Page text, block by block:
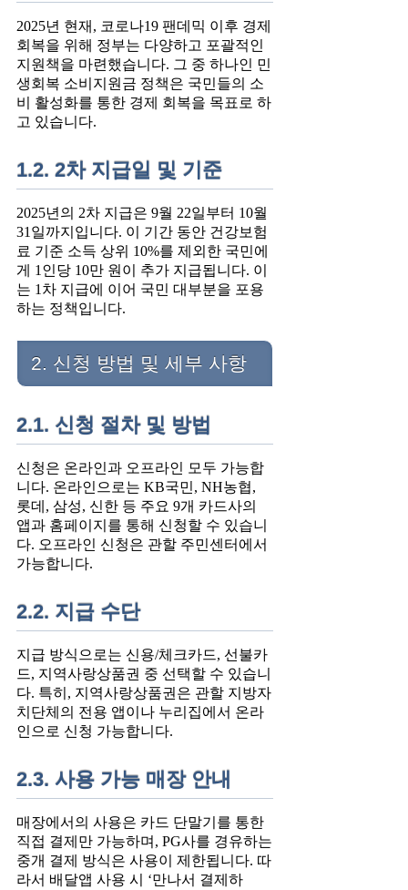
2025년 현재, 코로나19 팬데믹 이후 경제
회복을 위해 정부는 다양하고 포괄적인
지원책을 마련했습니다. 그 중 하나인 민
생회복 소비지원금 정책은 국민들의 소
비 활성화를 통한 경제 회복을 목표로 하
고 있습니다.
1.2. 2차 지급일 및 기준
2025년의 2차 지급은 9월 22일부터 10월
31일까지입니다. 이 기간 동안 건강보험
료 기준 소득 상위 10%를 제외한 국민에
게 1인당 10만 원이 추가 지급됩니다. 이
는 1차 지급에 이어 국민 대부분을 포용
하는 정책입니다.
2. 신청 방법 및 세부 사항
2.1. 신청 절차 및 방법
신청은 온라인과 오프라인 모두 가능합
니다. 온라인으로는 KB국민, NH농협,
롯데, 삼성, 신한 등 주요 9개 카드사의
앱과 홈페이지를 통해 신청할 수 있습니
다. 오프라인 신청은 관할 주민센터에서
가능합니다.
2.2. 지급 수단
지급 방식으로는 신용/체크카드, 선불카
드, 지역사랑상품권 중 선택할 수 있습니
다. 특히, 지역사랑상품권은 관할 지방자
치단체의 전용 앱이나 누리집에서 온라
인으로 신청 가능합니다.
2.3. 사용 가능 매장 안내
매장에서의 사용은 카드 단말기를 통한
직접 결제만 가능하며, PG사를 경유하는
중개 결제 방식은 사용이 제한됩니다. 따
라서 배달앱 사용 시 ‘만나서 결제하